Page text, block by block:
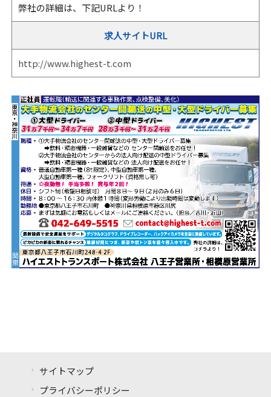
弊社の詳細は、下記URLより！
求人サイトURL
http://www.highest-t.com
サイトマップ
プライバシーポリシー